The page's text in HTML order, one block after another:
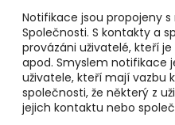
Notifikace jsou propojeny
Společnosti. S kontakty a
provázáni uživatelé, kteří
apod. Smyslem notifikace
uživatele, kteří mají vazbu
společnosti, že některý z
jejich kontaktu nebo